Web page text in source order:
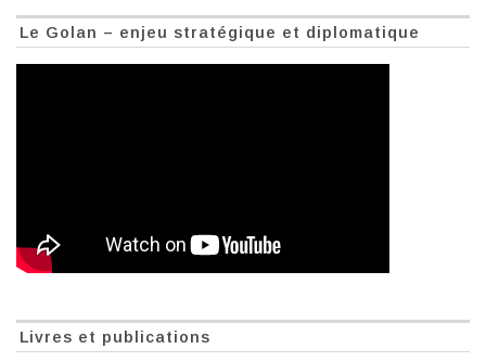
Le Golan – enjeu stratégique et diplomatique
Livres et publications